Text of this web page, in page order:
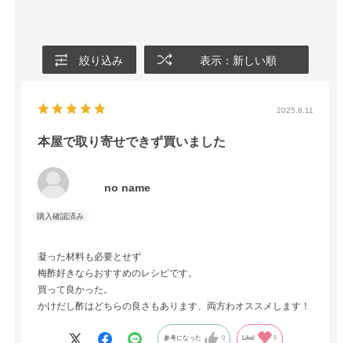
絞り込み 表示：新しい順
2025.8.11
本屋で取り寄せできず買いました
no name
凝った材料も必要とせず
梅酢好きならおすすめのレシピです。
買って良かった。
かけだし酢はどちらの良さもあります、両方わオススメします！
参考になった 0 Like! 0